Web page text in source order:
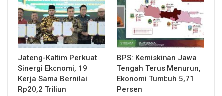
Jateng-Kaltim Perkuat
Sinergi Ekonomi, 19
Kerja Sama Bernilai
Rp20,2 Triliun
BPS: Kemiskinan Jawa
Tengah Terus Menurun,
Ekonomi Tumbuh 5,71
Persen